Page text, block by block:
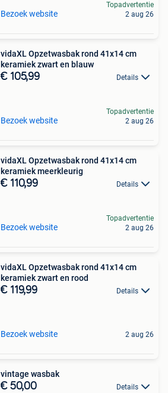
Bezoek website
Topadvertentie
2 aug 26
vidaXL Opzetwasbak rond 41x14 cm
keramiek zwart en blauw
€ 105,99 Details
Bezoek website
Topadvertentie
2 aug 26
vidaXL Opzetwasbak rond 41x14 cm
keramiek meerkleurig
€ 110,99 Details
Bezoek website
Topadvertentie
2 aug 26
vidaXL Opzetwasbak rond 41x14 cm
keramiek zwart en rood
€ 119,99 Details
Bezoek website 2 aug 26
vintage wasbak
€ 50,00 Details